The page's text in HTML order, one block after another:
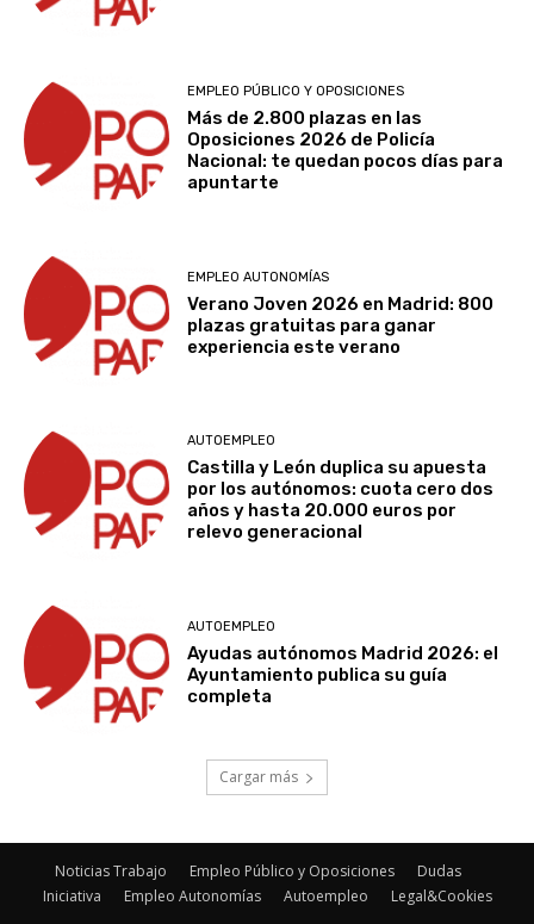
EMPLEO PÚBLICO Y OPOSICIONES
Más de 2.800 plazas en las
Oposiciones 2026 de Policía
Nacional: te quedan pocos días para
apuntarte
EMPLEO AUTONOMÍAS
Verano Joven 2026 en Madrid: 800
plazas gratuitas para ganar
experiencia este verano
AUTOEMPLEO
Castilla y León duplica su apuesta
por los autónomos: cuota cero dos
años y hasta 20.000 euros por
relevo generacional
AUTOEMPLEO
Ayudas autónomos Madrid 2026: el
Ayuntamiento publica su guía
completa
Cargar más
Noticias Trabajo Empleo Público y Oposiciones
Dudas
Iniciativa
Empleo Autonomías Autoempleo Legal&Cookies